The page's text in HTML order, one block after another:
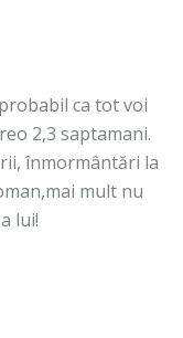
ca tot voi
2,3 saptamani.
înmormântări la
mult nu
lui!